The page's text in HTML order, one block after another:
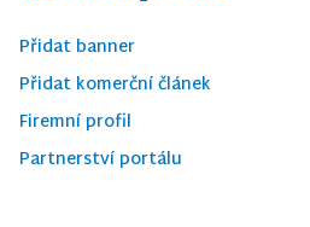
Přidat banner
Přidat komerční článek
Firemní profil
Partnerství portálu